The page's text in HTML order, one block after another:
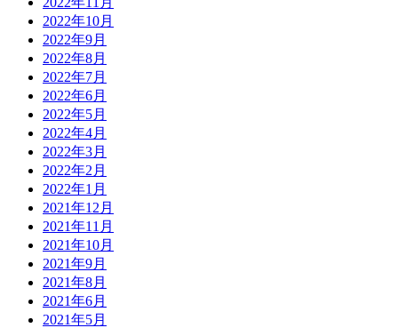
2022年10月
2022年9月
2022年8月
2022年7月
2022年6月
2022年5月
2022年4月
2022年3月
2022年2月
2022年1月
2021年12月
2021年11月
2021年10月
2021年9月
2021年8月
2021年6月
2021年5月